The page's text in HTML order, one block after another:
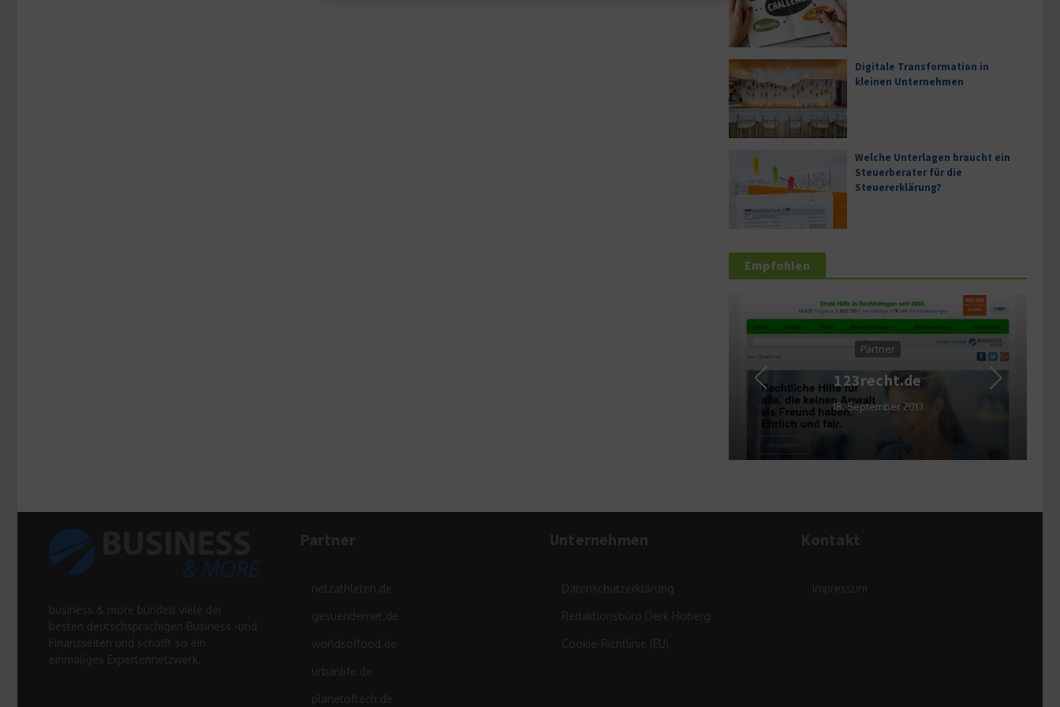
Digitale Transformation in
kleinen Unternehmen
Welche Unterlagen braucht ein
Steuerberater für die
Steuererklärung?
Empfohlen
123recht.de
18. September 2013
business & more bündelt viele der
besten deutschsprachigen Business -und
Finanzseiten und schafft so ein
einmaliges Expertennetzwerk.
Partner
netzathleten.de
gesuendernet.de
worldsoffood.de
urbanlife.de
planetoftech.de
Unternehmen
Datenschutzerklärung
Redaktionsbüro Derk Hoberg
Cookie-Richtlinie (EU)
Kontakt
Impressum